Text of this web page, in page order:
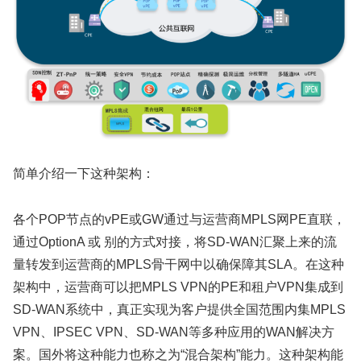
简单介绍一下这种架构：
各个POP节点的vPE或GW通过与运营商MPLS网PE直联，
通过OptionA 或 别的方式对接，将SD-WAN汇聚上来的流
量转发到运营商的MPLS骨干网中以确保障其SLA。在这种
架构中，运营商可以把MPLS VPN的PE和租户VPN集成到
SD-WAN系统中，真正实现为客户提供全国范围内集MPLS
VPN、IPSEC VPN、SD-WAN等多种应用的WAN解决方
案。国外将这种能力也称之为“混合架构”能力。这种架构能